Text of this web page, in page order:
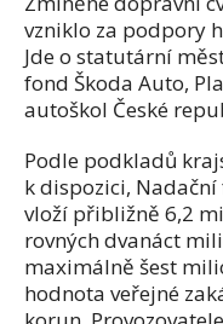
vzniklo za podpory
Jde o statutární
fond Škoda Auto,
autoškol České
Podle podkladů
k dispozici,
vloží přibližně 6,2
rovných dvanáct
maximálně šest
hodnota veřejné